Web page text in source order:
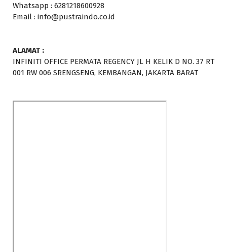
Whatsapp : 6281218600928
Email : info@pustraindo.co.id
ALAMAT :
INFINITI OFFICE PERMATA REGENCY JL H KELIK D NO. 37 RT
001 RW 006 SRENGSENG, KEMBANGAN, JAKARTA BARAT